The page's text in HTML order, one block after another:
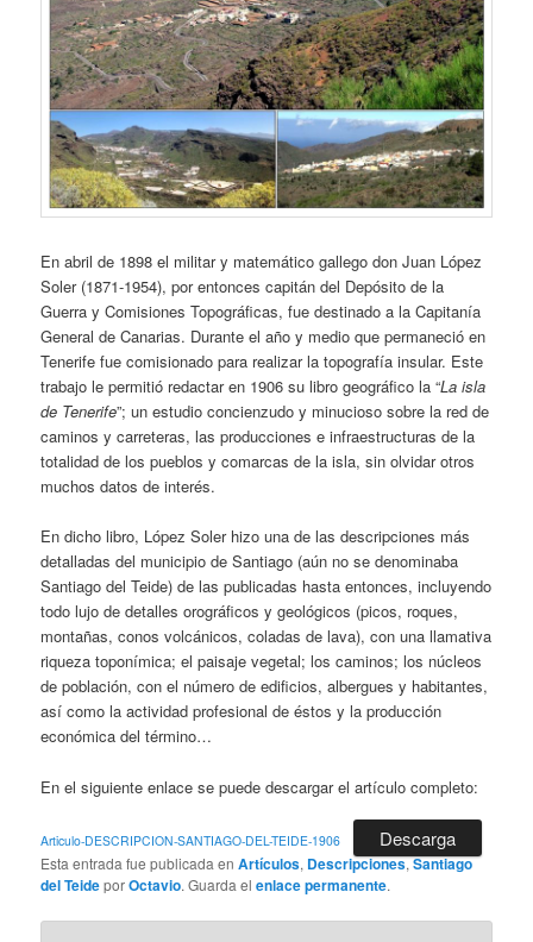
En abril de 1898 el militar y matemático gallego don Juan López
Soler (1871-1954), por entonces capitán del Depósito de la
Guerra y Comisiones Topográficas, fue destinado a la Capitanía
General de Canarias. Durante el año y medio que permaneció en
Tenerife fue comisionado para realizar la topografía insular. Este
trabajo le permitió redactar en 1906 su libro geográfico la “La isla
de Tenerife”; un estudio concienzudo y minucioso sobre la red de
caminos y carreteras, las producciones e infraestructuras de la
totalidad de los pueblos y comarcas de la isla, sin olvidar otros
muchos datos de interés.
En dicho libro, López Soler hizo una de las descripciones más
detalladas del municipio de Santiago (aún no se denominaba
Santiago del Teide) de las publicadas hasta entonces, incluyendo
todo lujo de detalles orográficos y geológicos (picos, roques,
montañas, conos volcánicos, coladas de lava), con una llamativa
riqueza toponímica; el paisaje vegetal; los caminos; los núcleos
de población, con el número de edificios, albergues y habitantes,
así como la actividad profesional de éstos y la producción
económica del término…
En el siguiente enlace se puede descargar el artículo completo:
Articulo-DESCRIPCION-SANTIAGO-DEL-TEIDE-1906 Descarga
Esta entrada fue publicada enArtículos, Descripciones,Santiago
del TeideporOctavio. Guarda elenlace permanente.